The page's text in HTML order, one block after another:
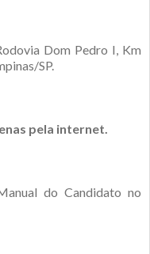
Dom Pedro I, Km
SP.
pela internet.
do Candidato no